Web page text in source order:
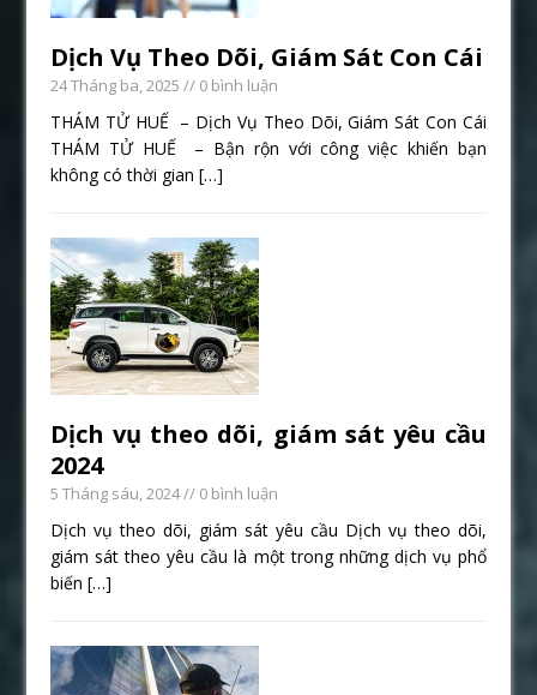
Dịch Vụ Theo Dõi, Giám Sát Con Cái
24 Tháng ba, 2025 // 0 bình luận
THÁM TỬ HUẾ – Dịch Vụ Theo Dõi, Giám Sát Con Cái
THÁM TỬ HUẾ – Bận rộn với công việc khiến bạn
không có thời gian[…]
Dịch vụ theo dõi, giám sát yêu cầu
2024
5 Tháng sáu, 2024// 0 bình luận
Dịch vụ theo dõi, giám sát yêu cầu Dịch vụ theo dõi,
giám sát theo yêu cầu là một trong những dịch vụ phổ
biến[…]